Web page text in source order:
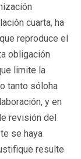
cuarta, ha
reproduce el
obligación
limite la
tanto sóloha
y en
revisión del
se haya
resulte